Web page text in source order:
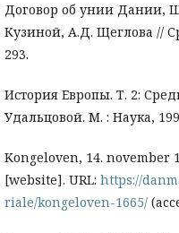
Договор об унии Дании,
Кузиной, А.Д. Щеглова //
293.
История Европы. Т. 2:
Удальцовой. М. : Наука,
Kongeloven, 14. november
[website]. URL: https://
riale/kongeloven-1665/